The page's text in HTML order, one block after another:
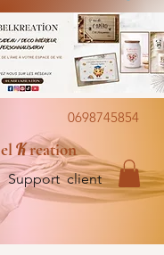
0698745854
el Kreation
Support client